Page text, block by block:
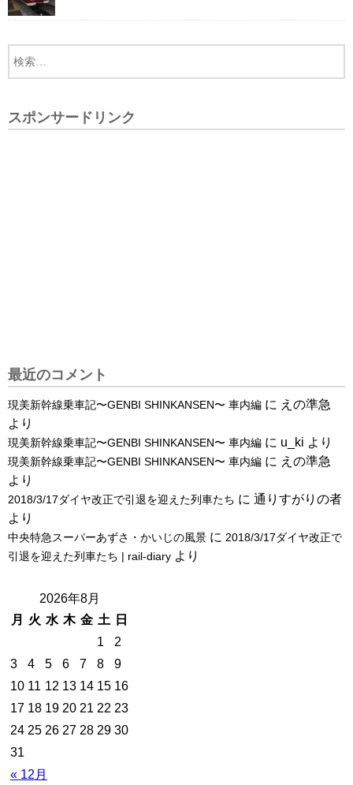
スポンサードリンク
最近のコメント
現美新幹線乗車記〜GENBI SHINKANSEN〜 車内編 に えの準急
より
現美新幹線乗車記〜GENBI SHINKANSEN〜 車内編 に u_ki より
現美新幹線乗車記〜GENBI SHINKANSEN〜 車内編 に えの準急
より
2018/3/17ダイヤ改正で引退を迎えた列車たち に 通りすがりの者
より
中央特急スーパーあずさ・かいじの風景 に 2018/3/17ダイヤ改正で
引退を迎えた列車たち | rail-diary より
2026年8月
月
火 水 木 金 土 日
« 12月
1
2
3
4 5 6 7 8
9
10 11 12 13 14 15 16
17 18 19 20 21 22 23
24 25 26 27 28 29 30
31